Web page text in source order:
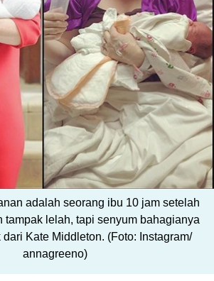
adalah seorang ibu 10 jam setelah
tampak lelah, tapi senyum bahagianya
Kate Middleton. (Foto: Instagram/
annagreeno)